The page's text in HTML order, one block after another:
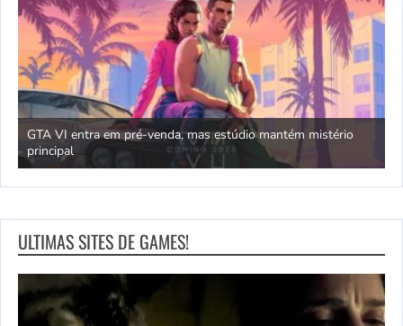
GTA VI entra em pré-venda, mas estúdio mantém mistério
principal
ULTIMAS SITES DE GAMES!